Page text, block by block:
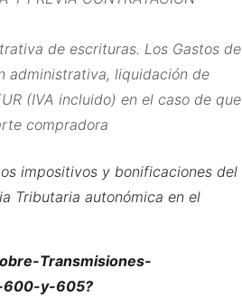
de escrituras. Los Gastos de
administrativa, liquidación de
(IVA incluido) en el caso de que
compradora
impositivos y bonificaciones del
Tributaria autonómica en el
Transmisiones-
600-y-605?